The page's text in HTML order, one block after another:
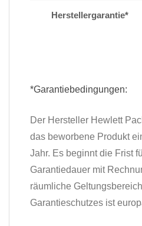
Herstellergarantie*
*Garantiebedingungen:
Der Hersteller Hewlett
das beworbene Produkt
Jahr. Es beginnt die Frist
Garantiedauer mit
räumliche
Garantieschutzes ist